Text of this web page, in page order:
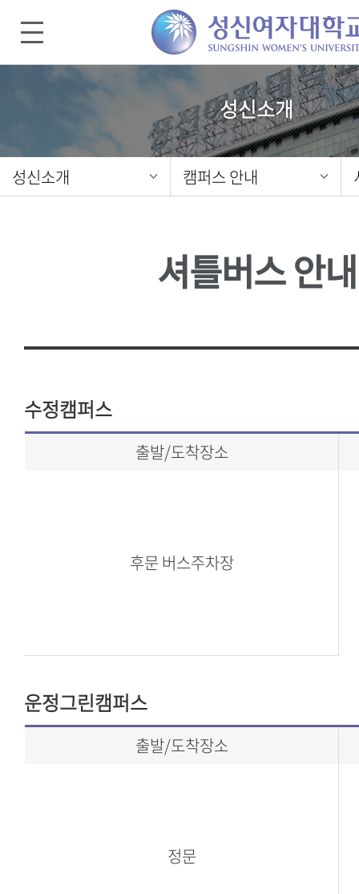
성신소개
성신소개 캠퍼스 안내
셔틀버스 안내
수정캠퍼스
출발/도착장소
후문 버스주차장
운정그린캠퍼스
출발/도착장소
정문